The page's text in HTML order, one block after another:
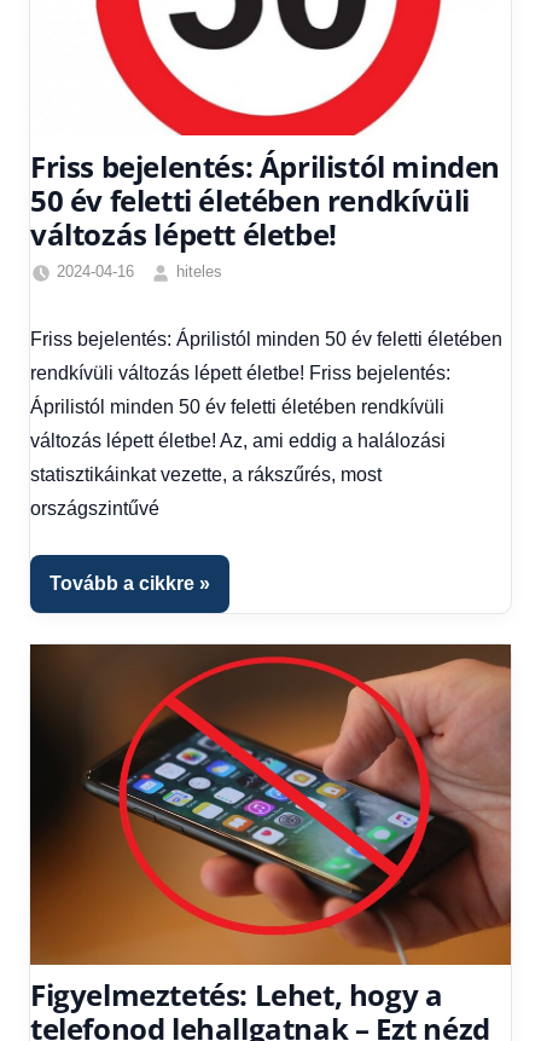
Friss bejelentés: Áprilistól minden
50 év feletti életében rendkívüli
változás lépett életbe!
2024-04-16
hiteles
hírek,
Hírek
1
kézből
fórum
Friss bejelentés: Áprilistól minden 50 év feletti életében
rendkívüli változás lépett életbe! Friss bejelentés:
Áprilistól minden 50 év feletti életében rendkívüli
változás lépett életbe! Az, ami eddig a halálozási
statisztikáinkat vezette, a rákszűrés, most
országszintűvé
Tovább a cikkre
Figyelmeztetés: Lehet, hogy a
telefonod lehallgatnak – Ezt nézd